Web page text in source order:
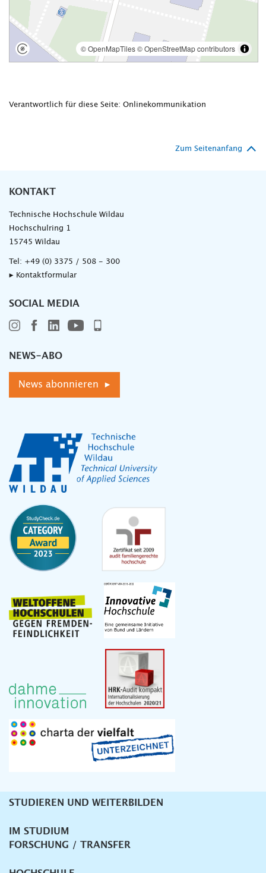
Verantwortlich für diese Seite: Onlinekommunikation
Zum Seitenanfang
KONTAKT
Technische Hochschule Wildau
Hochschulring 1
15745 Wildau
Tel: +49 (0) 3375 / 508 - 300
▸ Kontaktformular
SOCIAL MEDIA
NEWS-ABO
News abonnieren ▸
Unternavigation
STUDIEREN UND WEITERBILDEN
IM STUDIUM
FORSCHUNG / TRANSFER